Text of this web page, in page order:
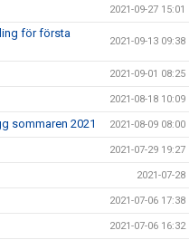
2021-09-27 15:01
för första
2021-09-13 09:38
2021-09-01 08:25
2021-08-18 10:09
sommaren 2021 2021-08-09 08:00
2021-07-29 19:27
2021-07-28
2021-07-06 17:38
2021-07-06 16:32